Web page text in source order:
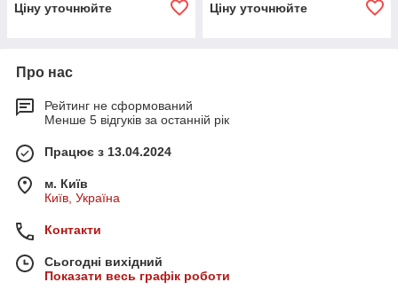
Ціну уточнюйте Ціну уточнюйте
Про нас
Рейтинг не сформований
Менше 5 відгуків за останній рік
Працює з 13.04.2024
м. Київ
Київ, Україна
Контакти
Сьогодні вихідний
Показати весь графік роботи